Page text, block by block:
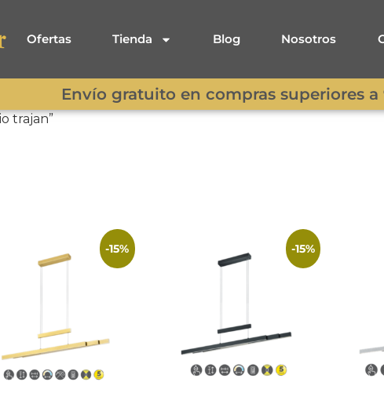
Ofertas Tienda Blog Nosotros
Envío gratuito en compras superiores a
trajan”
-15% -15%